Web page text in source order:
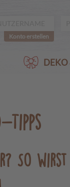
Konto erstellen
Tipps
So